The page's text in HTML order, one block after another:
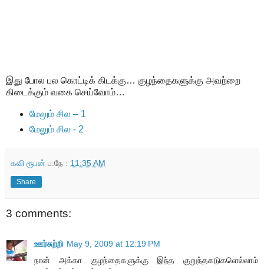
இது போல பல கொட்டிக் கிடக்கு… குழந்தைகளுக்கு அவற்றை
கிடைக்கும் வகை செய்வோம்…
மேலும் சில – 1
மேலும் சில - 2
கவி ரூபன் ப.நே : 11:35 AM
Share
3 comments:
ஊர்சுற்றி May 9, 2009 at 12:19 PM
நான் அக்கா குழந்தைகளுக்கு இந்த குறுந்தகடுகளெல்லாம்